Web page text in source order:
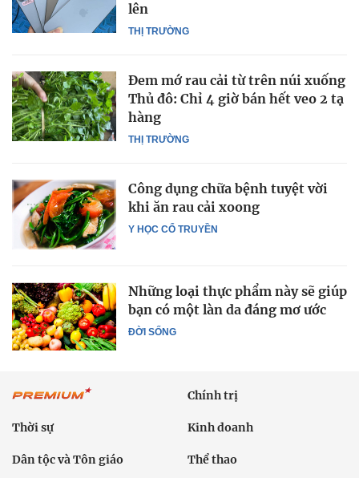
THỊ TRƯỜNG
lên
THỊ TRƯỜNG
Đem mớ rau cải từ trên núi xuống
Thủ đô: Chỉ 4 giờ bán hết veo 2 tạ
hàng
Y HỌC CỔ TRUYỀN
Công dụng chữa bệnh tuyệt vời
khi ăn rau cải xoong
ĐỜI SỐNG
Những loại thực phẩm này sẽ giúp
bạn có một làn da đáng mơ ước
Chính trị
Thời sự Kinh doanh
Dân tộc và Tôn giáo Thể thao